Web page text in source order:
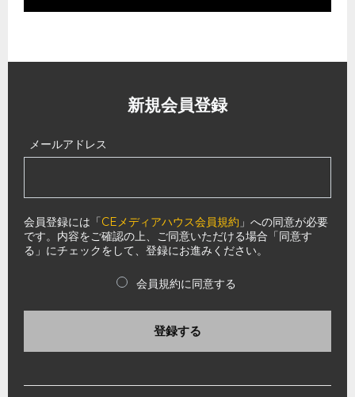
新規会員登録
メールアドレス
会員登録には「CEメディアハウス会員規約 」への同意が必要
です。内容をご確認の上、ご同意いただける場合「同意す
る」にチェックをして、登録にお進みください。
会員規約に同意する
登録する